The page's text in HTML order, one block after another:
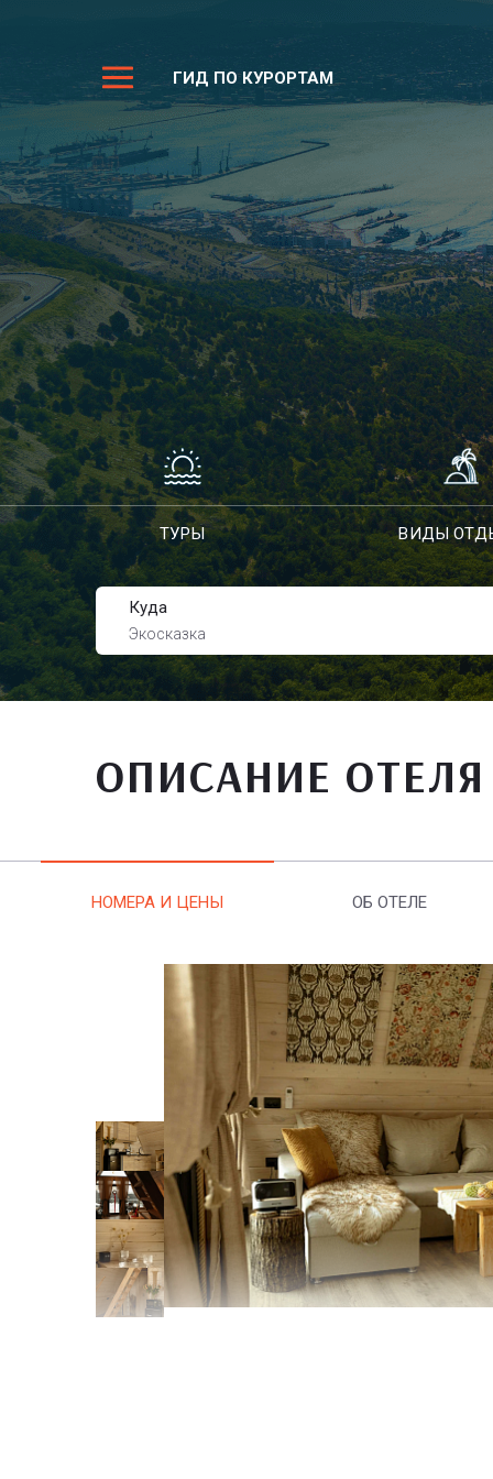
ГИД ПО КУРОРТАМ
ТУРЫ ВИДЫ
Куда
Экосказка
ОПИСАНИЕ ОТЕЛЯ
НОМЕРА И ЦЕНЫ ОБ ОТЕЛЕ